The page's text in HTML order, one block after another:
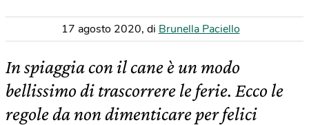
17 agosto 2020, di Brunella Paciello
In spiaggia con il cane è un modo
bellissimo di trascorrere le ferie. Ecco le
regole da non dimenticare per felici